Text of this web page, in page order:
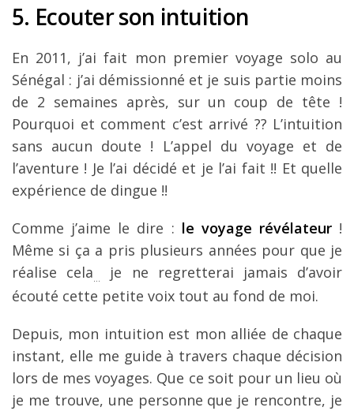
5. Ecouter son intuition
En 2011, j’ai fait mon premier voyage solo au
Sénégal : j’ai démissionné et je suis partie moins
de 2 semaines après, sur un coup de tête !
Pourquoi et comment c’est arrivé ?? L’intuition
sans aucun doute ! L’appel du voyage et de
l’aventure ! Je l’ai décidé et je l’ai fait !! Et quelle
expérience de dingue !!
Comme j’aime le dire : le voyage révélateur!
Même si ça a pris plusieurs années pour que je
réalise cela
je ne regretterai jamais d’avoir
écouté cette petite voix tout au fond de moi.
Depuis, mon intuition est mon alliée de chaque
instant, elle me guide à travers chaque décision
lors de mes voyages. Que ce soit pour un lieu où
je me trouve, une personne que je rencontre, je